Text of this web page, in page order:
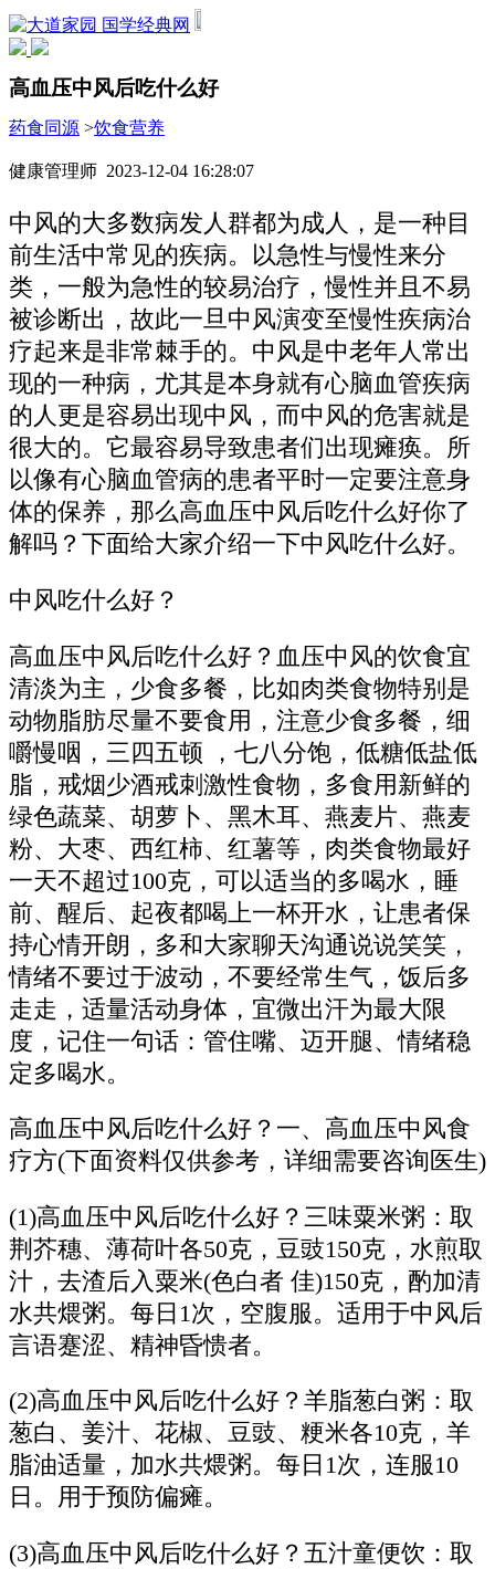
国学经典网
高血压中风后吃什么好
药食同源 >饮食营养
健康管理师 2023-12-04 16:28:07
中风的大多数病发人群都为成人，是一种目
前生活中常见的疾病。以急性与慢性来分
类，一般为急性的较易治疗，慢性并且不易
被诊断出，故此一旦中风演变至慢性疾病治
疗起来是非常棘手的。中风是中老年人常出
现的一种病，尤其是本身就有心脑血管疾病
的人更是容易出现中风，而中风的危害就是
很大的。它最容易导致患者们出现瘫痪。所
以像有心脑血管病的患者平时一定要注意身
体的保养，那么高血压中风后吃什么好你了
解吗？下面给大家介绍一下中风吃什么好。
中风吃什么好？
高血压中风后吃什么好？血压中风的饮食宜
清淡为主，少食多餐，比如肉类食物特别是
动物脂肪尽量不要食用，注意少食多餐，细
嚼慢咽，三四五顿 ，七八分饱，低糖低盐低
脂，戒烟少酒戒刺激性食物，多食用新鲜的
绿色蔬菜、胡萝卜、黑木耳、燕麦片、燕麦
粉、大枣、西红柿、红薯等，肉类食物最好
一天不超过100克，可以适当的多喝水，睡
前、醒后、起夜都喝上一杯开水，让患者保
持心情开朗，多和大家聊天沟通说说笑笑，
情绪不要过于波动，不要经常生气，饭后多
走走，适量活动身体，宜微出汗为最大限
度，记住一句话：管住嘴、迈开腿、情绪稳
定多喝水。
高血压中风后吃什么好？一、高血压中风食
疗方(下面资料仅供参考，详细需要咨询医生)
(1)高血压中风后吃什么好？三味粟米粥：取
荆芥穗、薄荷叶各50克，豆豉150克，水煎取
汁，去渣后入粟米(色白者 佳)150克，酌加清
水共煨粥。每日1次，空腹服。适用于中风后
言语蹇涩、精神昏愦者。
(2)高血压中风后吃什么好？羊脂葱白粥：取
葱白、姜汁、花椒、豆豉、粳米各10克，羊
脂油适量，加水共煨粥。每日1次，连服10
日。用于预防偏瘫。
(3)高血压中风后吃什么好？五汁童便饮：取